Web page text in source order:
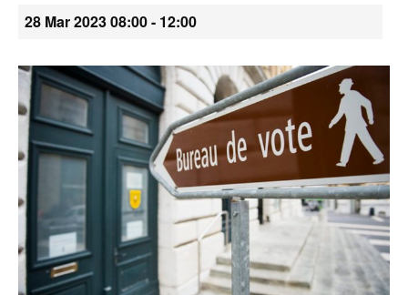
Canton
Genève
28 Mar 2023 08:00- 12:00